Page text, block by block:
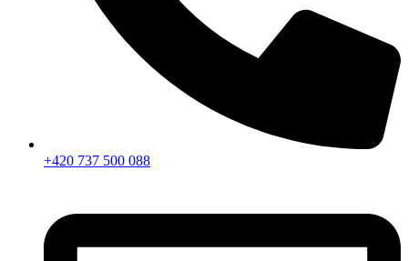
+420 737 500 088